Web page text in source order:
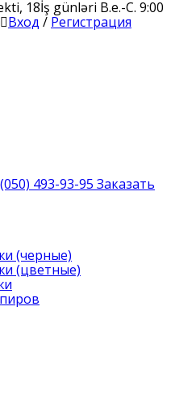
18İş günləri B.e.-C. 9:00
Вход / Регистрация
(050) 493-93-95 Заказать
(черные)
(цветные)